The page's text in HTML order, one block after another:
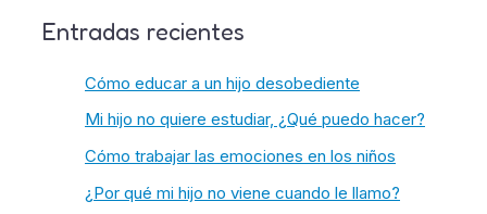
Entradas recientes
Cómo educar a un hijo desobediente
Mi hijo no quiere estudiar, ¿Qué puedo hacer?
Cómo trabajar las emociones en los niños
¿Por qué mi hijo no viene cuando le llamo?